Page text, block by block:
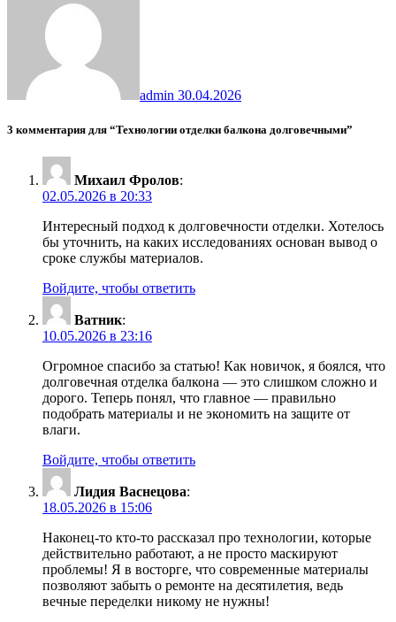
admin 30.04.2026
3 комментария для “Технологии отделки балкона долговечными”
Михаил Фролов:
02.05.2026 в 20:33
Интересный подход к долговечности отделки. Хотелось
бы уточнить, на каких исследованиях основан вывод о
сроке службы материалов.
Войдите, чтобы ответить
Ватник:
10.05.2026 в 23:16
Огромное спасибо за статью! Как новичок, я боялся, что
долговечная отделка балкона — это слишком сложно и
дорого. Теперь понял, что главное — правильно
подобрать материалы и не экономить на защите от
влаги.
Войдите, чтобы ответить
Лидия Васнецова:
18.05.2026 в 15:06
Наконец-то кто-то рассказал про технологии, которые
действительно работают, а не просто маскируют
проблемы! Я в восторге, что современные материалы
позволяют забыть о ремонте на десятилетия, ведь
вечные переделки никому не нужны!